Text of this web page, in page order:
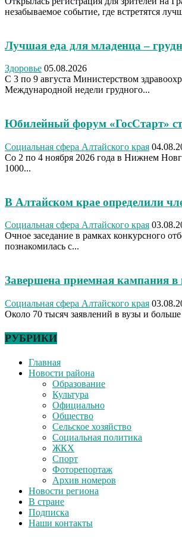
незабываемое событие, где встретятся
Лучшая еда для младенца –
Здоровье 05.08.2026
С 3 по 9 августа Министерством
Международной недели грудного...
Юбилейный форум «ГосСтарт»
Социальная сфера Алтайского края
Со 2 по 4 ноября 2026 года в Нижнем
1000...
В Алтайском крае определили
Социальная сфера Алтайского края
Очное заседание в рамках конкурсного
познакомилась с...
Завершена приемная кампания в
Социальная сфера Алтайского края
Около 70 тысяч заявлений в вузы и
РУБРИКИ
Главная
Новости района
Образование
Культура
Официально
Общество
Сельское хозяйство
Социальная политика
ЖКХ
Спорт
Фоторепортаж
Архив номеров
Новости региона
В стране
Подписка
Наши контакты